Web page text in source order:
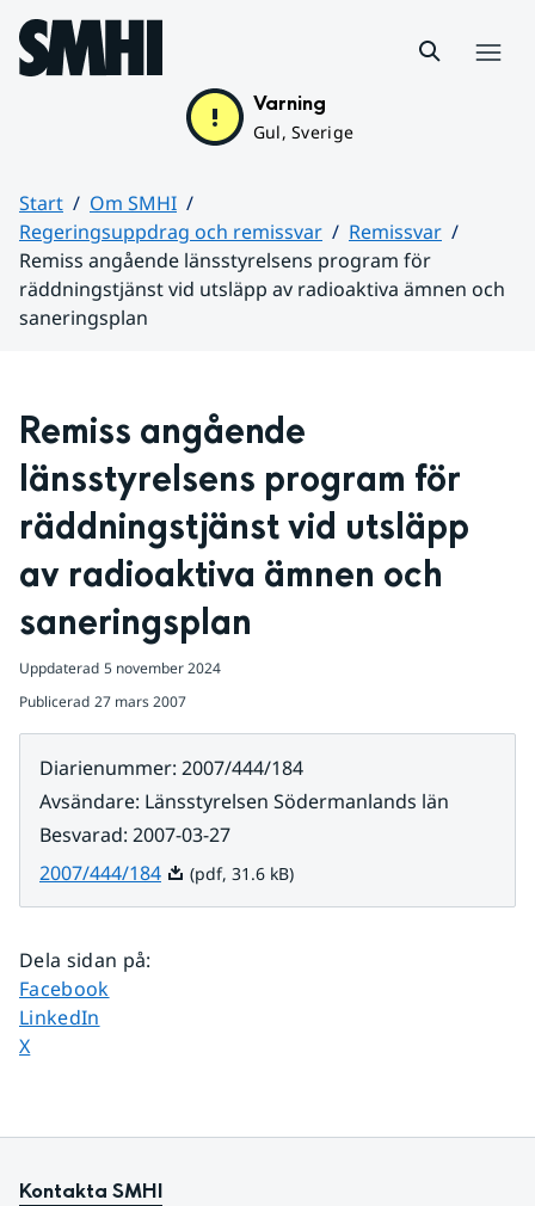
Hoppa till sidans innehåll
Varning
Gul, Sverige
Start
Om SMHI
Regeringsuppdrag och remissvar
Remissvar
Remiss angående länsstyrelsens program för
räddningstjänst vid utsläpp av radioaktiva ämnen och
saneringsplan
Remiss angående
länsstyrelsens program för
räddningstjänst vid utsläpp
av radioaktiva ämnen och
saneringsplan
Uppdaterad 5 november 2024
Publicerad 27 mars 2007
Diarienummer: 2007/444/184
Avsändare: Länsstyrelsen Södermanlands län
Besvarad: 2007-03-27
2007/444/184Pdf, 31.6 kB.
(pdf, 31.6 kB)
Dela sidan på:
Dela sidan på
Facebook
Dela sidan på
LinkedIn
Dela sidan på
X
Kontakta SMHI